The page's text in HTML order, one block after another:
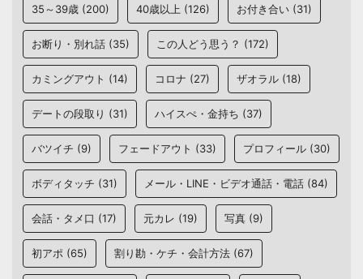
35～39歳 (200) 40歳以上 (126) お付き合い (31)
お断り・別れ話 (35) この人どう思う？ (172)
カミングアウト (14) コロナ (27) ザオラル (18)
デートの段取り (31) ハイスぺ・金持ち (37)
バツイチ (9) フェードアウト (33) プロフィール (30)
ボディタッチ (31) メール・LINE・ビデオ通話・電話 (84)
会話・タメ口 (17) 元カレ (19) 写真 (9)
初アポ (65) 割り勘・ケチ・会計方法 (67)